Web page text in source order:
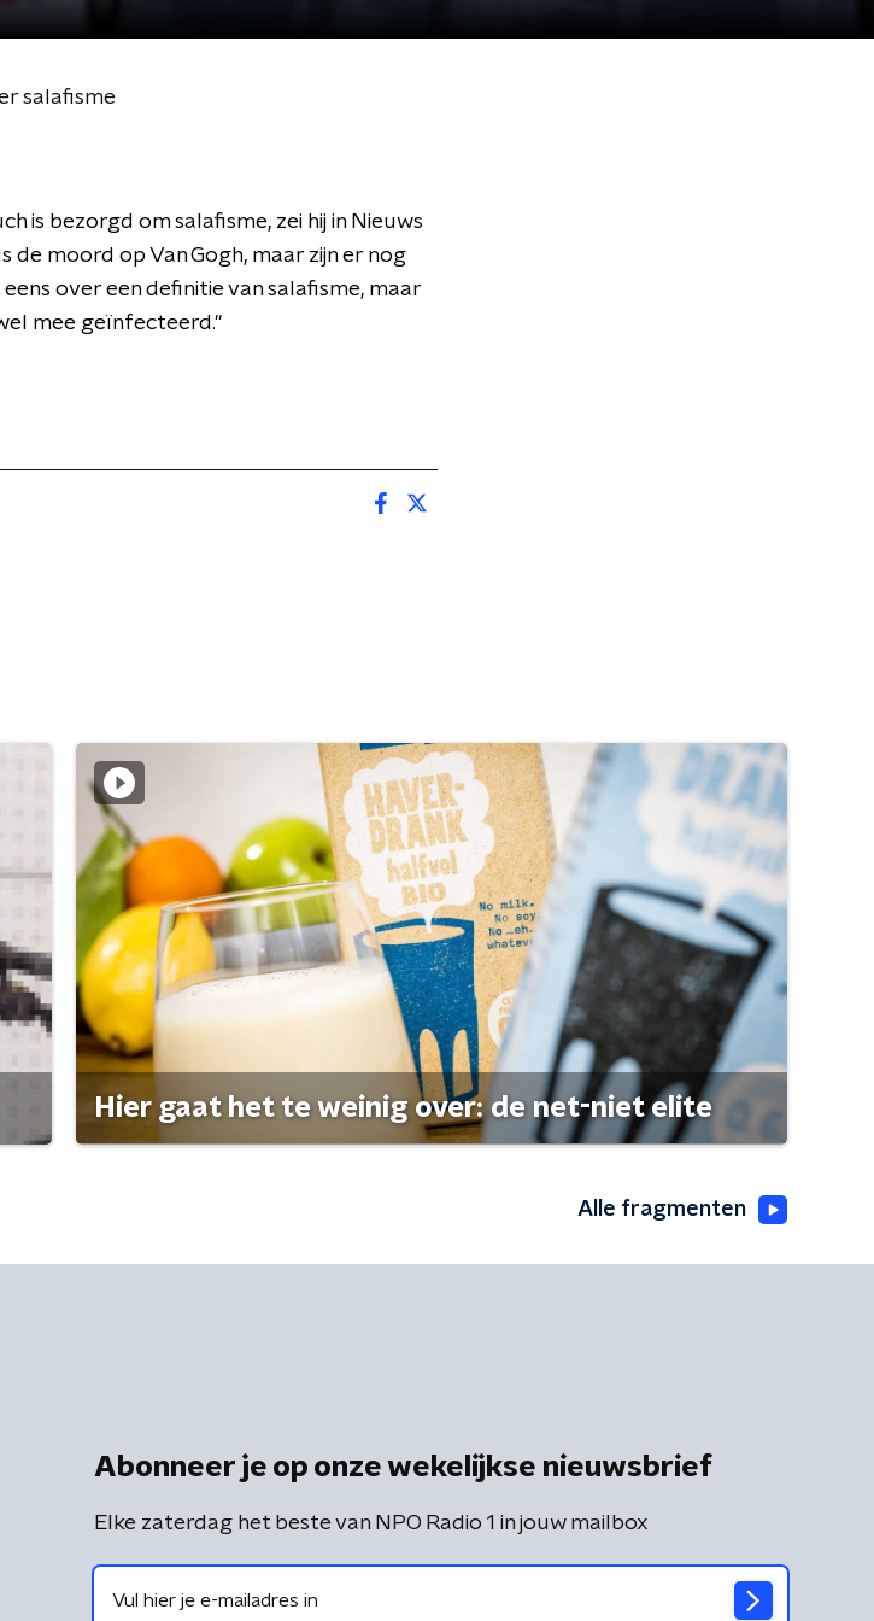
salafisme
is bezorgd om salafisme, zei hij in Nieuws
de moord op Van Gogh, maar zijn er nog
over een definitie van salafisme, maar
mee geïnfecteerd."
Hier gaat het te weinig over: de net-niet elite
Alle fragmenten
Abonneer je op onze wekelijkse nieuwsbrief
Elke zaterdag het beste van NPO Radio 1 in jouw mailbox